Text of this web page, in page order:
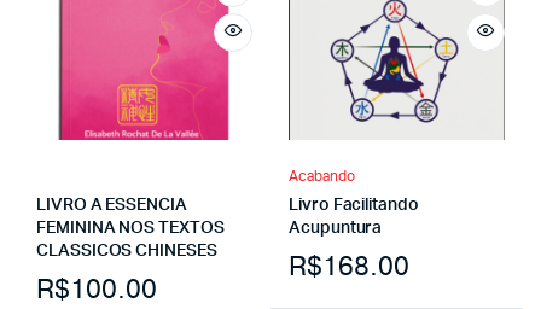
LIVRO A ESSENCIA
FEMININA NOS TEXTOS
CLASSICOS CHINESES
R$100.00
Livro Facilitando
Acupuntura
R$168.00
Acabando